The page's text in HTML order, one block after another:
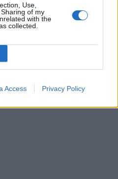
Use,
of my
with the
collected.
Access Privacy Policy
ce que tout ramollisse,
et gingembre et laisser
le boire avec du miel ou
comme thé au coucher